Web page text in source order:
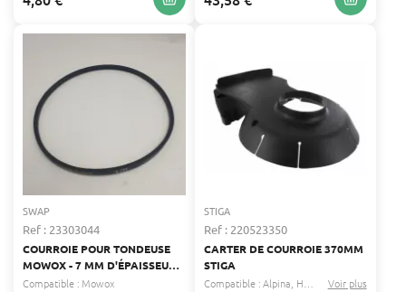
SWAP
Ref : 23303044
COURROIE POUR TONDEUSE
MOWOX - 7 MM D'ÉPAISSEUR
ET 9.6 MM DE LARGEUR
Compatible : Mowox
STIGA
Ref : 220523350
CARTER DE COURROIE 370MM
STIGA
Compatible :Alpina Helington ...
Voir plus